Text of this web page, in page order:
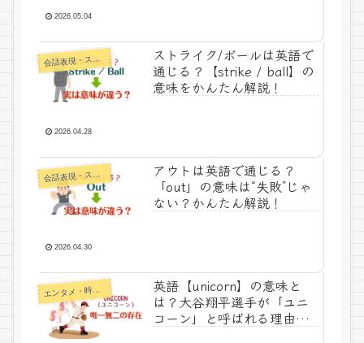
2026.05.04
会話表現・スラング・ことわざ
ストライク/ボールは英語で
通じる？【strike / ball】の
意味をかんたん解説！
2026.04.28
会話表現・スラング・ことわざ
アウトは英語で通じる？
「out」の意味は“失敗”じゃ
ない？かんたん解説！
2026.04.30
エ
ンタメ・時事ネタ
英語【unicorn】の意味と
は？大谷翔平選手が「ユニ
コーン」と呼ばれる理由を